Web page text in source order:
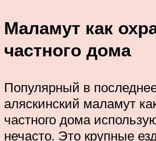
Маламут как
частного дома
Популярный в
аляскинский маламут
частного дома
нечасто. Это крупные